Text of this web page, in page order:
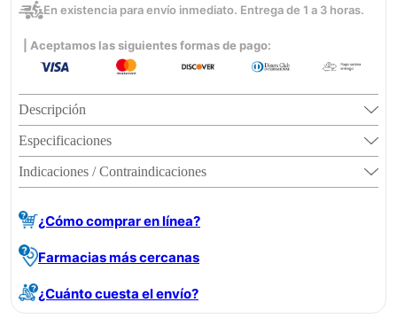
En existencia para envío inmediato. Entrega de 1 a 3 horas.
| Aceptamos las siguientes formas de pago:
Descripción
Especificaciones
Indicaciones / Contraindicaciones
¿Cómo comprar en línea?
Farmacias más cercanas
¿Cuánto cuesta el envío?